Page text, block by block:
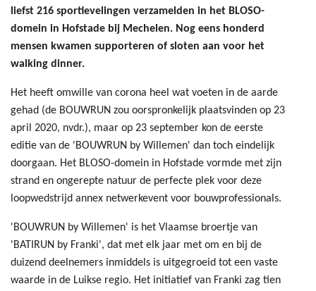
liefst 216 sportievelingen verzamelden in het BLOSO-
domein in Hofstade bij Mechelen. Nog eens honderd
mensen kwamen supporteren of sloten aan voor het
walking dinner.
Het heeft omwille van corona heel wat voeten in de aarde
gehad (de BOUWRUN zou oorspronkelijk plaatsvinden op 23
april 2020, nvdr.), maar op 23 september kon de eerste
editie van de 'BOUWRUN by Willemen' dan toch eindelijk
doorgaan. Het BLOSO-domein in Hofstade vormde met zijn
strand en ongerepte natuur de perfecte plek voor deze
loopwedstrijd annex netwerkevent voor bouwprofessionals.
'BOUWRUN by Willemen' is het Vlaamse broertje van
'BATIRUN by Franki', dat met elk jaar met om en bij de
duizend deelnemers inmiddels is uitgegroeid tot een vaste
waarde in de Luikse regio. Het initiatief van Franki zag tien